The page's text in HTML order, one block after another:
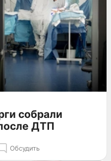
собрали
ДТП
Обсудить